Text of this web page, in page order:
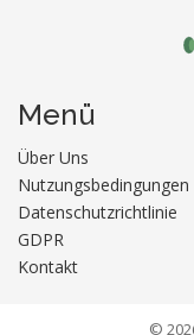
Menü
Über Uns
Nutzungsbedingungen
Datenschutzrichtlinie
GDPR
Kontakt
©